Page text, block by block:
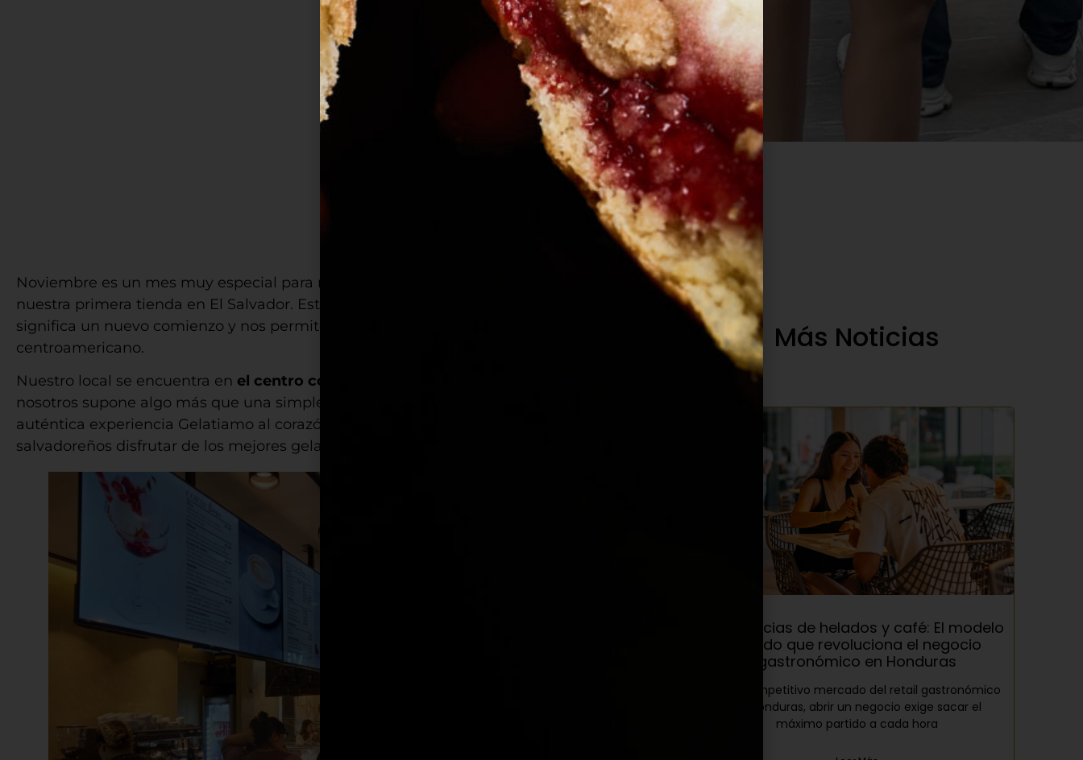
Noviembre es un mes muy especial para nosotros en
nuestra primera tienda en El Salvador. Esta apertura nos ilusiona mucho, ya que
significa un nuevo comienzo y nos permite seguir creciendo dentro del mercado
centroamericano.
Nuestro local se encuentra en el centro comercial Epic Plaza,
nosotros supone algo más que una simple apertura: es la oportunidad de llevar la
auténtica experiencia Gelatiamo al corazón de este país, permitiendo a los
salvadoreños disfrutar de los mejores gelatos, cafés y waffles.
Más Noticias
Franquicias de helados y café: El modelo
híbrido que revoluciona el negocio
gastronómico en Honduras
En el competitivo mercado del retail gastronómico
en Honduras, abrir un negocio exige sacar el
máximo partido a cada hora